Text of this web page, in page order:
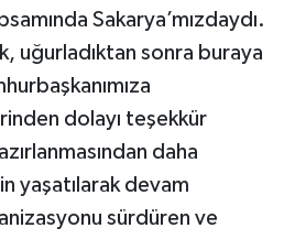
Sakarya’mızdaydı.
uğurladıktan sonra buraya
dolayı teşekkür
daha
yaşatılarak devam
sürdüren ve